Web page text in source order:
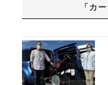
「カ